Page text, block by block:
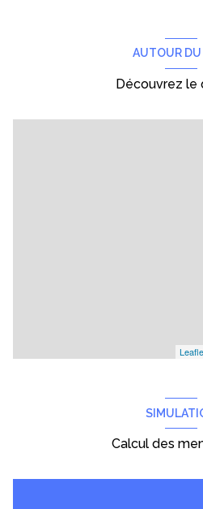
AUTOUR DU
Découvrez le
Calcul des